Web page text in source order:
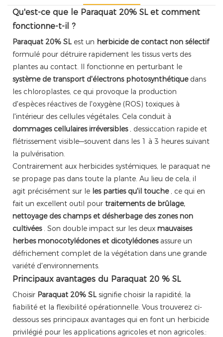
Qu'est-ce que le Paraquat 20% SL et comment
fonctionne-t-il ?
Paraquat 20% SL est un herbicide de contact non sélectif
formulé pour détruire rapidement les tissus verts des
plantes au contact. Il fonctionne en perturbant le
système de transport d'électrons photosynthétique dans
les chloroplastes, ce qui provoque la production
d'espèces réactives de l'oxygène (ROS) toxiques à
l'intérieur des cellules végétales. Cela conduit à
dommages cellulaires irréversibles , dessiccation rapide et
flétrissement visible—souvent dans les 1 à 3 heures suivant
la pulvérisation.
Contrairement aux herbicides systémiques, le paraquat ne
se propage pas dans toute la plante. Au lieu de cela, il
agit précisément sur le les parties qu'il touche , ce qui en
fait un excellent outil pour traitements de brûlage,
nettoyage des champs et désherbage des zones non
cultivées . Son double impact sur les deux mauvaises
herbes monocotylédones et dicotylédones assure un
défrichement complet de la végétation dans une grande
variété d'environnements.
Principaux avantages du Paraquat 20 % SL
Choisir Paraquat 20% SL signifie choisir la rapidité, la
fiabilité et la flexibilité opérationnelle. Vous trouverez ci-
dessous ses principaux avantages qui en font un herbicide
privilégié pour les applications agricoles et non agricoles.: